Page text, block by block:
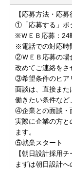
【応募方法・応募
①「応募する」ボ
※ＷＥＢ応募：24
※電話での対応時
②ＷＥＢ応募の場
改めてご連絡をさ
③希望条件のヒア
面談は、直接また
働きたい条件など
④企業との面談・
実際に企業の方と
ます。
⑤就業スタート
【朝日設計採用チ
まずは朝日設計